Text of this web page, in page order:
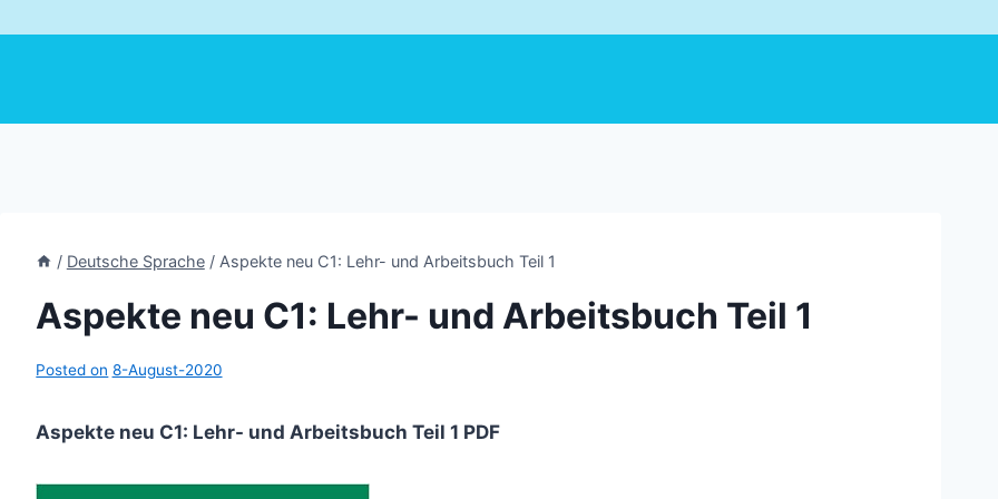
/ Deutsche Sprache / Aspekte neu C1: Lehr- und Arbeitsbuch Teil 1
Aspekte neu C1: Lehr- und Arbeitsbuch Teil 1
Posted on 8-August-2020
Aspekte neu C1: Lehr- und Arbeitsbuch Teil 1 PDF